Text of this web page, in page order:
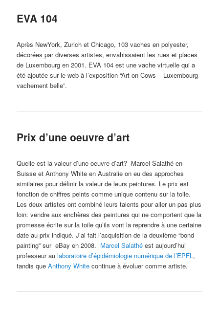
EVA 104
Après NewYork, Zurich et Chicago, 103 vaches en polyester,
décorées par diverses artistes, envahissaient les rues et places
de Luxembourg en 2001. EVA 104 est une vache virtuelle qui a
été ajoutée sur le web à l’exposition “Art on Cows – Luxembourg
vachement belle”.
Prix d’une oeuvre d’art
Quelle est la valeur d’une oeuvre d’art? Marcel Salathé en
Suisse et Anthony White en Australie on eu des approches
similaires pour définir la valeur de leurs peintures. Le prix est
fonction de chiffres peints comme unique contenu sur la toile.
Les deux artistes ont combiné leurs talents pour aller un pas plus
loin: vendre aux enchères des peintures qui ne comportent que la
promesse écrite sur la toile qu’ils vont la reprendre à une certaine
date au prix indiqué. J’ai fait l’acquisition de la deuxième “bond
painting” sur eBay en 2008. Marcel Salathé est aujourd’hui
professeur aulaboratoire d’épidémiologie numérique de l’EPFL,
tandis queAnthony White continue à évoluer comme artiste.